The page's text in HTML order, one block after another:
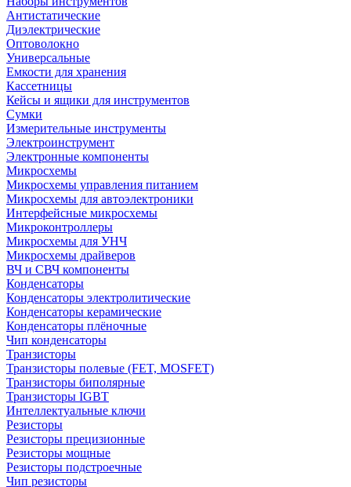
Антистатические
Диэлектрические
Оптоволокно
Универсальные
Емкости для хранения
Кассетницы
Кейсы и ящики для инструментов
Сумки
Измерительные инструменты
Электроинструмент
Электронные компоненты
Микросхемы
Микросхемы управления питанием
Микросхемы для автоэлектроники
Интерфейсные микросхемы
Микроконтроллеры
Микросхемы для УНЧ
Микросхемы драйверов
ВЧ и СВЧ компоненты
Конденсаторы
Конденсаторы электролитические
Конденсаторы керамические
Конденсаторы плёночные
Чип конденсаторы
Транзисторы
Транзисторы полевые (FET, MOSFET)
Транзисторы биполярные
Транзисторы IGBT
Интеллектуальные ключи
Резисторы
Резисторы прецизионные
Резисторы мощные
Резисторы подстроечные
Чип резисторы